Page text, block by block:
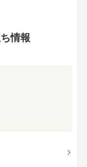
情報